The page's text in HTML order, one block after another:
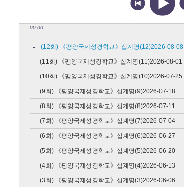
00:00
(12회) 《평양국제성경학교》십계명(12)2026-08-08
(11회) 《평양국제성경학교》십계명(11)2026-08-01
(10회) 《평양국제성경학교》십계명(10)2026-07-25
(9회) 《평양국제성경학교》십계명(9)2026-07-18
(8회) 《평양국제성경학교》십계명(8)2026-07-11
(7회) 《평양국제성경학교》십계명(7)2026-07-04
(6회) 《평양국제성경학교》십계명(6)2026-06-27
(5회) 《평양국제성경학교》십계명(5)2026-06-20
(4회) 《평양국제성경학교》십계명(4)2026-06-13
(3회) 《평양국제성경학교》십계명(3)2026-06-06